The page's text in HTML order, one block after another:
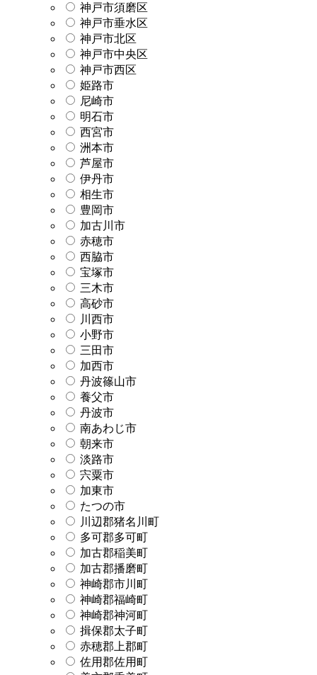
神戸市須磨区
神戸市垂水区
神戸市北区
神戸市中央区
神戸市西区
姫路市
尼崎市
明石市
西宮市
洲本市
芦屋市
伊丹市
相生市
豊岡市
加古川市
赤穂市
西脇市
宝塚市
三木市
高砂市
川西市
小野市
三田市
加西市
丹波篠山市
養父市
丹波市
南あわじ市
朝来市
淡路市
宍粟市
加東市
たつの市
川辺郡猪名川町
多可郡多可町
加古郡稲美町
加古郡播磨町
神崎郡市川町
神崎郡福崎町
神崎郡神河町
揖保郡太子町
赤穂郡上郡町
佐用郡佐用町